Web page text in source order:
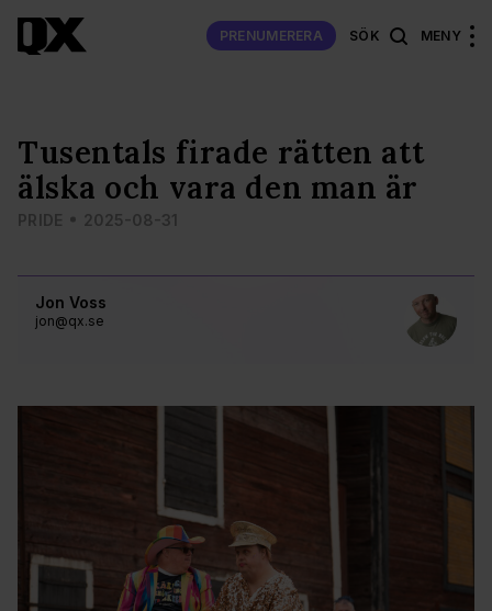
PRENUMERERA SÖK MENY
Jon Voss
jon@qx.se
Tusentals firade rätten att
älska och vara den man är
PRIDE 2025-08-31